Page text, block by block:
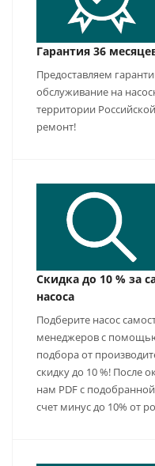
Гарантия 36
Предоставляем
обслуживание на
территории
ремонт!
Скидка до 10 % за
насоса
Подберите насос
менеджеров с
подбора от
скидку до 10 %! После
нам PDF с
счет минус до 10% от